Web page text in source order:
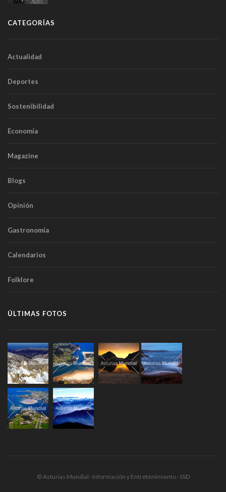
CATEGORÍAS
Actualidad
Deportes
Sostenibilidad
Economía
Magazine
Blogs
Opinión
Gastronomía
Calendarios
Folklore
ÚLTIMAS FOTOS
© Asturias Mundial · Información y Entretenimiento · SSD